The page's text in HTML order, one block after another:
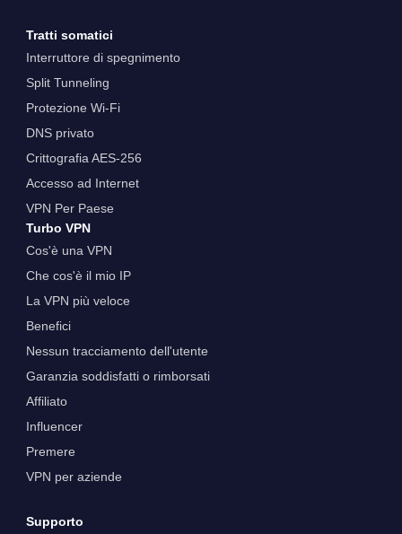
Tratti somatici
Interruttore di spegnimento
Split Tunneling
Protezione Wi-Fi
DNS privato
Crittografia AES-256
Accesso ad Internet
VPN Per Paese
Turbo VPN
Cos'è una VPN
Che cos'è il mio IP
La VPN più veloce
Benefici
Nessun tracciamento dell'utente
Garanzia soddisfatti o rimborsati
Affiliato
Influencer
Premere
VPN per aziende
Supporto